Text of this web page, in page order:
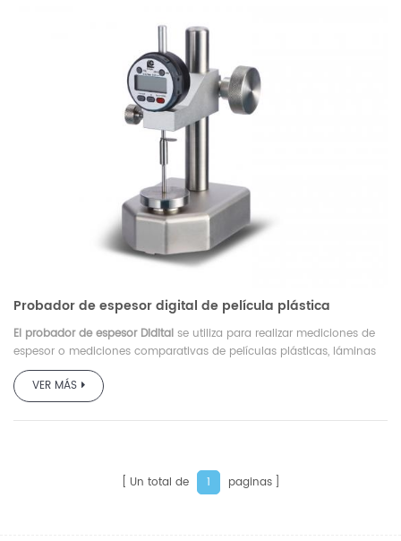
Probador de espesor digital de película plástica
El probador de espesor Didital se utiliza para realizar mediciones de
espesor o mediciones comparativas de películas plásticas, láminas
delgadas, papel, etc.
VER MÁS
Un total de 1 paginas